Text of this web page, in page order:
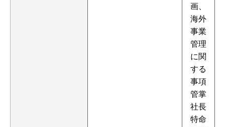
画、
海外
事業
管理
に関
する
事項
管掌
社長
特命